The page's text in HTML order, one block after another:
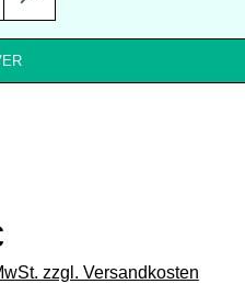
zzgl. Versandkosten